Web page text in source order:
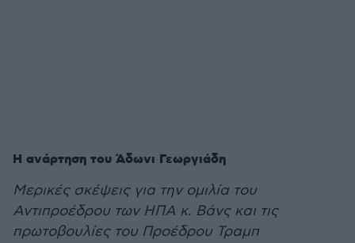
Η ανάρτηση του Άδωνι Γεωργιάδη
Μερικές σκέψεις για την ομιλία του
Αντιπροέδρου των ΗΠΑ κ. Βάνς και τις
πρωτοβουλίες του Προέδρου Τραμπ